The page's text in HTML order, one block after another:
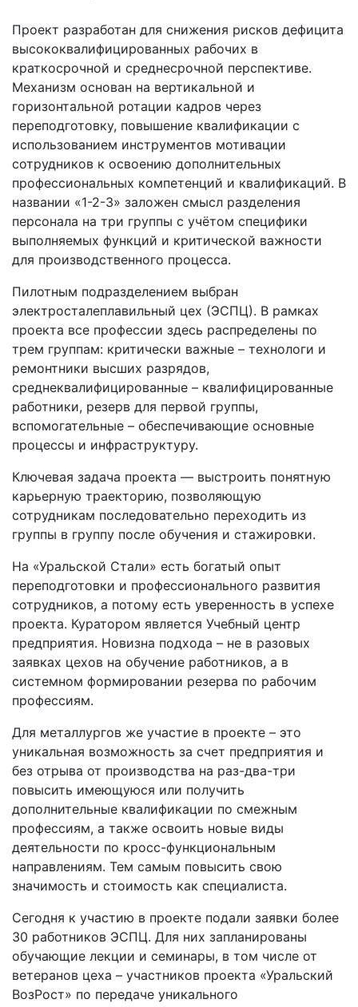
Проект разработан для снижения рисков дефицита
высококвалифицированных рабочих в
краткосрочной и среднесрочной перспективе.
Механизм основан на вертикальной и
горизонтальной ротации кадров через
переподготовку, повышение квалификации с
использованием инструментов мотивации
сотрудников к освоению дополнительных
профессиональных компетенций и квалификаций. В
названии «1-2-3» заложен смысл разделения
персонала на три группы с учётом специфики
выполняемых функций и критической важности
для производственного процесса.
Пилотным подразделением выбран
электросталеплавильный цех (ЭСПЦ). В рамках
проекта все профессии здесь распределены по
трем группам: критически важные – технологи и
ремонтники высших разрядов,
среднеквалифицированные – квалифицированные
работники, резерв для первой группы,
вспомогательные – обеспечивающие основные
процессы и инфраструктуру.
Ключевая задача проекта — выстроить понятную
карьерную траекторию, позволяющую
сотрудникам последовательно переходить из
группы в группу после обучения и стажировки.
На «Уральской Стали» есть богатый опыт
переподготовки и профессионального развития
сотрудников, а потому есть уверенность в успехе
проекта. Куратором является Учебный центр
предприятия. Новизна подхода – не в разовых
заявках цехов на обучение работников, а в
системном формировании резерва по рабочим
профессиям.
Для металлургов же участие в проекте – это
уникальная возможность за счет предприятия и
без отрыва от производства на раз-два-три
повысить имеющуюся или получить
дополнительные квалификации по смежным
профессиям, а также освоить новые виды
деятельности по кросс-функциональным
направлениям. Тем самым повысить свою
значимость и стоимость как специалиста.
Сегодня к участию в проекте подали заявки более
30 работников ЭСПЦ. Для них запланированы
обучающие лекции и семинары, в том числе от
ветеранов цеха – участников проекта «Уральский
ВозРост» по передаче уникального